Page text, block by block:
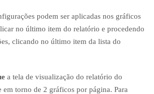
I
N
F
3
2?
podem ser aplicadas nos gráficos
no último item do relatório e procedendo
clicando no último item da lista do
a tela de visualização do relatório do
em torno de 2 gráficos por página. Para